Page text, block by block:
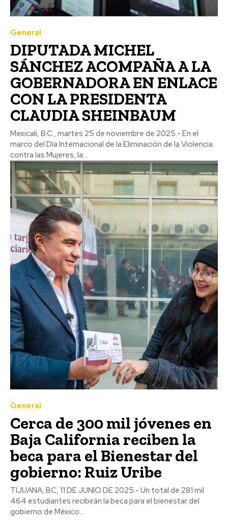
General
DIPUTADA MICHEL
SÁNCHEZ ACOMPAÑA A LA
GOBERNADORA EN ENLACE
CON LA PRESIDENTA
CLAUDIA SHEINBAUM
Mexicali, B.C., martes 25 de noviembre de 2025.- En el
marco del Día Internacional de la Eliminación de la Violencia
contra las Mujeres, la...
General
Cerca de 300 mil jóvenes en
Baja California reciben la
beca para el Bienestar del
gobierno: Ruiz Uribe
TIJUANA, BC, 11 DE JUNIO DE 2025.- Un total de 281 mil
464 estudiantes recibirán la beca para el bienestar del
gobierno de México...